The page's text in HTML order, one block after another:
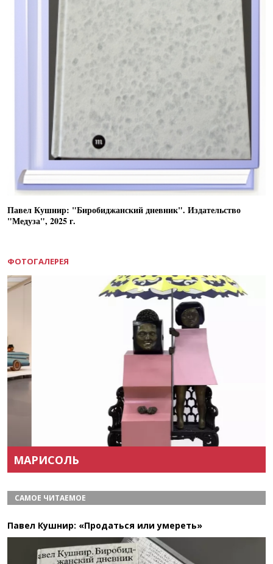
Павел Кушнир: "Биробиджанский дневник". Издательство
"Медуза", 2025 г.
ФОТОГАЛЕРЕЯ
МАРИСОЛЬ
САМОЕ ЧИТАЕМОЕ
Павел Кушнир: «Продаться или умереть»